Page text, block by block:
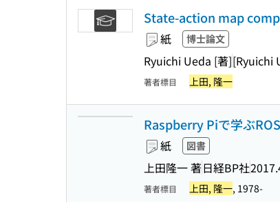
State-action map
紙 博士論文
Ryuichi Ueda [著][Ryuichi
著者標目 上田, 隆一
Raspberry Piで学ぶ
紙 図書
上田隆一 著日経BP社
著者標目 上田, 隆一, 1978-